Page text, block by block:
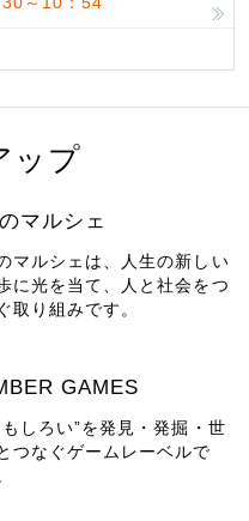
ップ
マルシェ
マルシェは、人生の新しい
に光を当て、人と社会をつ
取り組みです。
GAMES
もしろい”を発見・発掘・世
つなぐゲームレーベルで